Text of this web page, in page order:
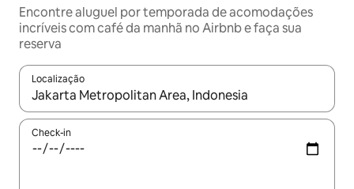
Encontre aluguel por temporada de acomodações
incríveis com café da manhã no Airbnb e faça sua
reserva
Localização
Quando os resultados estiverem disponíveis, explore-os
Check-in